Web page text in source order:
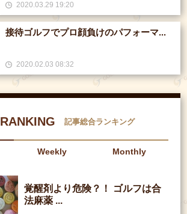
2020.03.29 19:20
接待ゴルフでプロ顔負けのパフォーマ...
2020.02.03 08:32
RANKING 記事総合ランキング
Weekly Monthly
覚醒剤より危険？！ ゴルフは合
法麻薬 ...